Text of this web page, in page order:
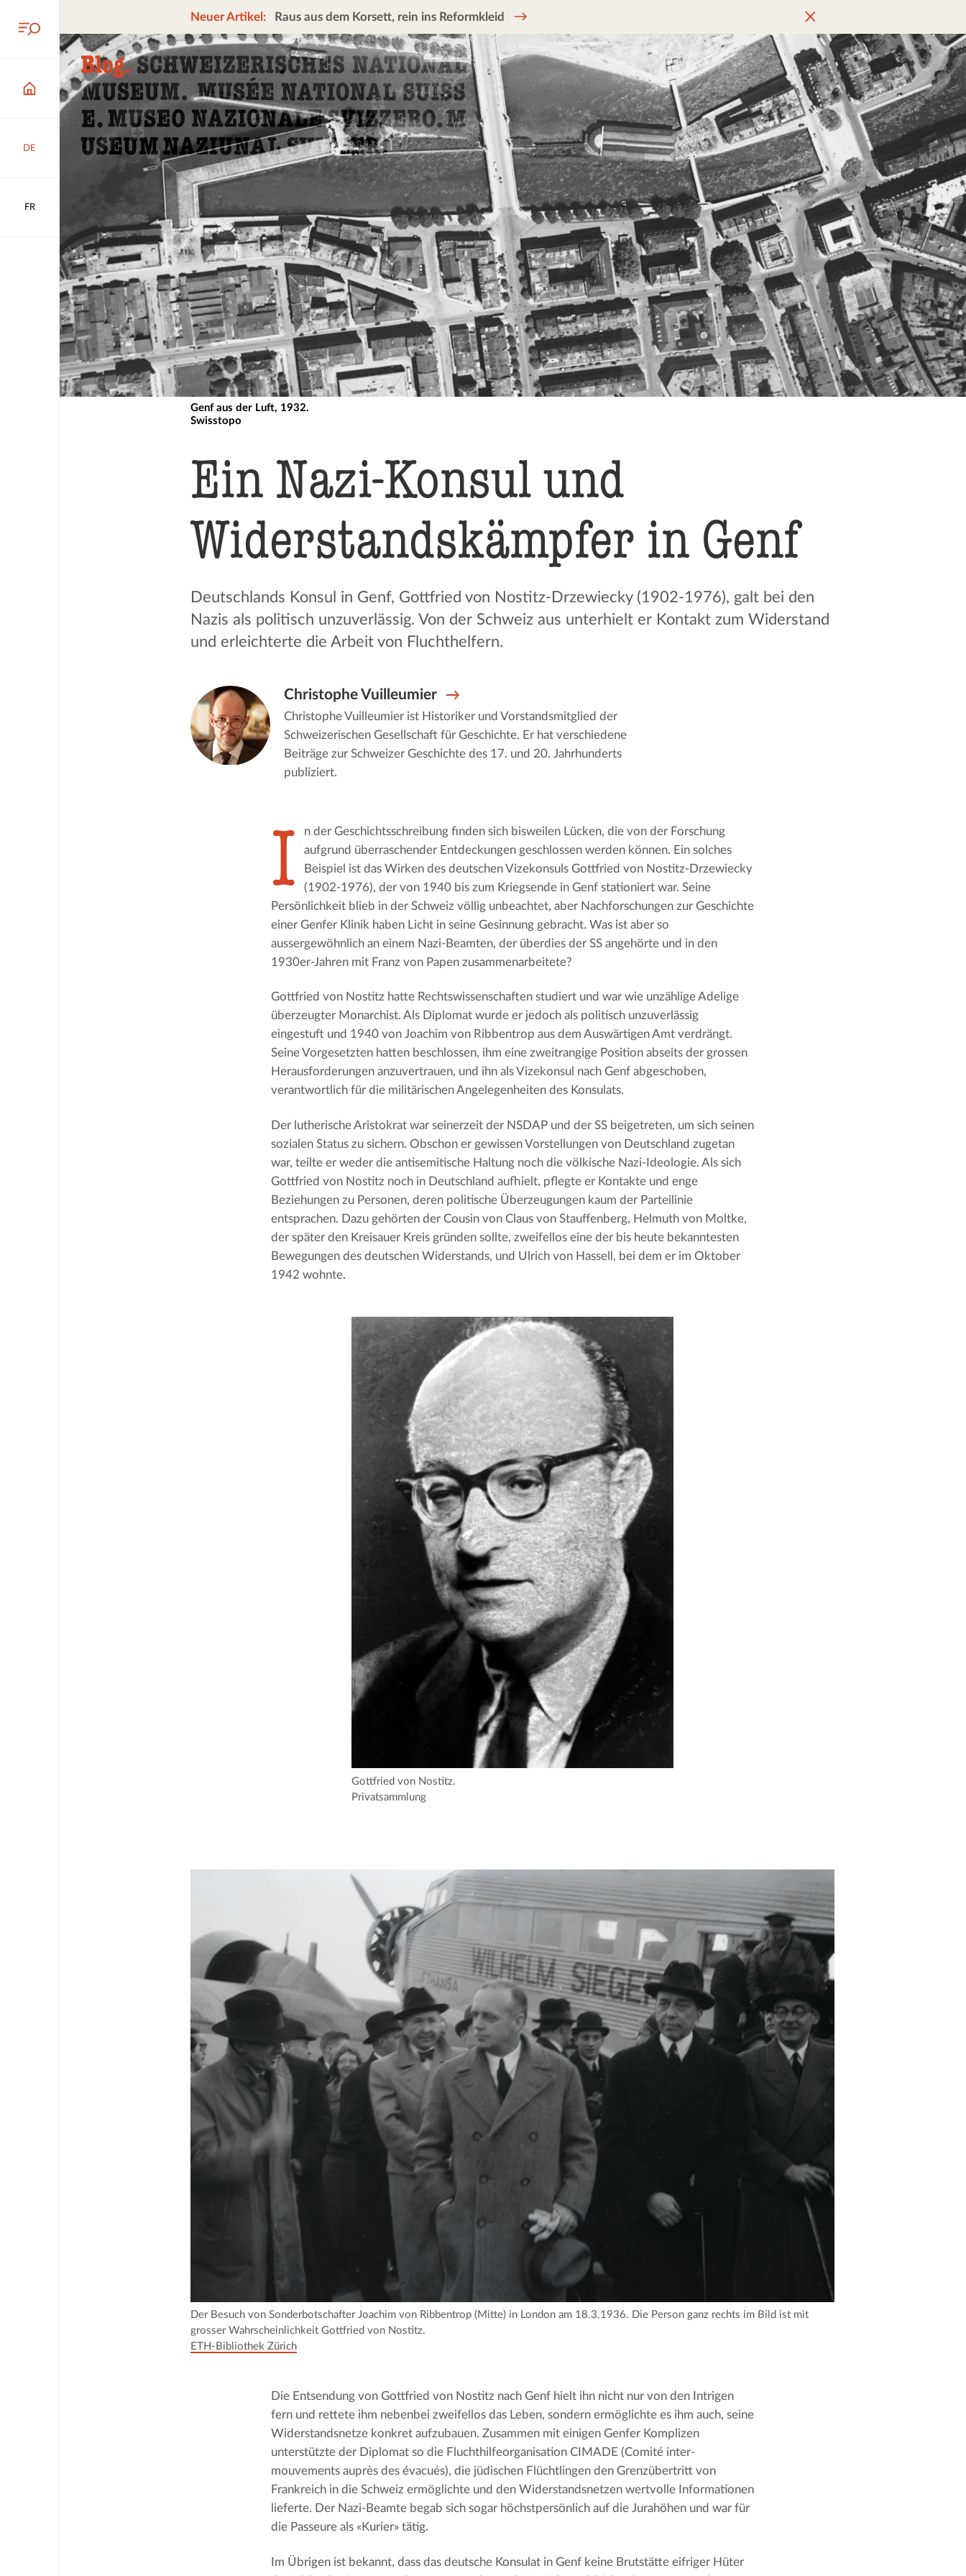
DE
FR
Neuer Artikel: Raus aus dem Korsett, rein ins Reformkleid
Genf aus der Luft, 1932.
Swisstopo
Ein Nazi-Konsul und
Widerstands­kämp­fer in Genf
Deutschlands Konsul in Genf, Gottfried von Nostitz-Drzewiecky (1902-1976), galt bei den
Nazis als politisch unzuverlässig. Von der Schweiz aus unterhielt er Kontakt zum Widerstand
und erleichterte die Arbeit von Fluchthelfern.
Christophe Vuilleumier
Christophe Vuilleumier ist Historiker und Vorstandsmitglied der
Schweizerischen Gesellschaft für Geschichte. Er hat verschiedene
Beiträge zur Schweizer Geschichte des 17. und 20. Jahrhunderts
publiziert.
I
n der Geschichtsschreibung finden sich bisweilen Lücken, die von der Forschung
aufgrund überraschender Entdeckungen geschlossen werden können. Ein solches
Beispiel ist das Wirken des deutschen Vizekonsuls Gottfried von Nostitz-Drzewiecky
(1902-1976), der von 1940 bis zum Kriegsende in Genf stationiert war. Seine
Persönlichkeit blieb in der Schweiz völlig unbeachtet, aber Nachforschungen zur Geschichte
einer Genfer Klinik haben Licht in seine Gesinnung gebracht. Was ist aber so
aussergewöhnlich an einem Nazi-Beamten, der überdies der SS angehörte und in den
1930er-Jahren mit Franz von Papen zusammenarbeitete?
Gottfried von Nostitz hatte Rechtswissenschaften studiert und war wie unzählige Adelige
überzeugter Monarchist. Als Diplomat wurde er jedoch als politisch unzuverlässig
eingestuft und 1940 von Joachim von Ribbentrop aus dem Auswärtigen Amt verdrängt.
Seine Vorgesetzten hatten beschlossen, ihm eine zweitrangige Position abseits der grossen
Herausforderungen anzuvertrauen, und ihn als Vizekonsul nach Genf abgeschoben,
verantwortlich für die militärischen Angelegenheiten des Konsulats.
Der lutherische Aristokrat war seinerzeit der NSDAP und der SS beigetreten, um sich seinen
sozialen Status zu sichern. Obschon er gewissen Vorstellungen von Deutschland zugetan
war, teilte er weder die antisemitische Haltung noch die völkische Nazi-Ideologie. Als sich
Gottfried von Nostitz noch in Deutschland aufhielt, pflegte er Kontakte und enge
Beziehungen zu Personen, deren politische Überzeugungen kaum der Parteilinie
entsprachen. Dazu gehörten der Cousin von Claus von Stauffenberg, Helmuth von Moltke,
der später den Kreisauer Kreis gründen sollte, zweifellos eine der bis heute bekanntesten
Bewegungen des deutschen Widerstands, und Ulrich von Hassell, bei dem er im Oktober
1942 wohnte.
Gottfried von Nostitz.
Privatsammlung
Der Besuch von Sonderbotschafter Joachim von Ribbentrop (Mitte) in London am 18.3.1936. Die Person ganz rechts im Bild ist mit
grosser Wahrscheinlichkeit Gottfried von Nostitz.
ETH-Bibliothek Zürich
Die Entsendung von Gottfried von Nostitz nach Genf hielt ihn nicht nur von den Intrigen
fern und rettete ihm nebenbei zweifellos das Leben, sondern ermöglichte es ihm auch, seine
Widerstandsnetze konkret aufzubauen. Zusammen mit einigen Genfer Komplizen
unterstützte der Diplomat so die Fluchthilfeorganisation CIMADE (Comité inter-
mouvements auprès des évacués), die jüdischen Flüchtlingen den Grenzübertritt von
Frankreich in die Schweiz ermöglichte und den Widerstandsnetzen wertvolle Informationen
lieferte. Der Nazi-Beamte begab sich sogar höchstpersönlich auf die Jurahöhen und war für
die Passeure als «Kurier» tätig.
Im Übrigen ist bekannt, dass das deutsche Konsulat in Genf keine Brutstätte eifriger Hüter